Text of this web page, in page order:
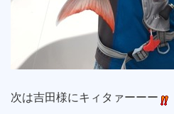
次は吉田様にキィタァーーー